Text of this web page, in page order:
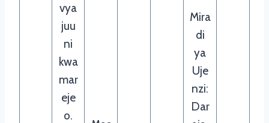
vya
juu
ni
kwa
mar
eje
o.
Mira
di
ya
Uje
nzi:
Dar